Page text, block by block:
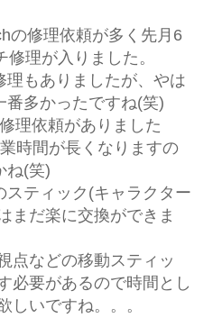
の修理依頼が多く先月6
理が入りました。
もありましたが、やは
番多かったですね(笑)
理依頼がありました
時間が長くなりますの
ね(笑)
スティック(キャラクター
まだ楽に交換ができま
点などの移動スティッ
必要があるので時間とし
しいですね。。。